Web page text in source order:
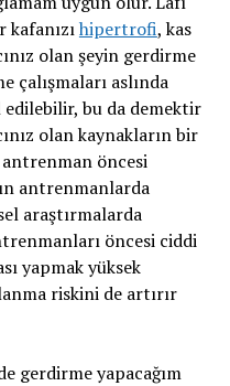
hipertrofi, kas
olan şeyin gerdirme
çalışmaları aslında
edilebilir, bu da demektir
olan kaynakların bir
antrenman öncesi
antrenmanlarda
araştırmalarda
öncesi ciddi
yapmak yüksek
riskini de artırır
gerdirme yapacağım